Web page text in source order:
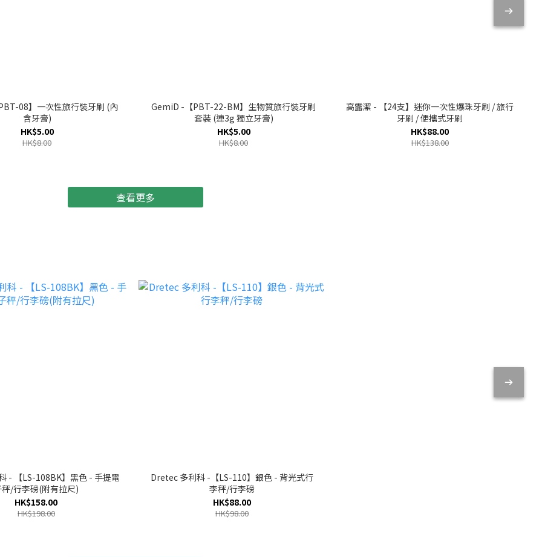
08】一次性旅行裝牙刷 (內
含牙膏)
HK$5.00
HK$8.00
GemiD -【PBT-22-BM】生物質旅行裝牙刷
套裝 (連3g 獨立牙膏)
HK$5.00
HK$8.00
高露潔 - 【24支】迷你一次性爆珠牙刷 / 旅行
牙刷 / 便攜式牙刷
HK$88.00
HK$138.00
查看更多
- 【LS-108BK】黑色 - 手提電
/行李磅(附有拉尺)
HK$158.00
HK$198.00
Dretec 多利科 -【LS-110】銀色 - 背光式行
李秤/行李磅
HK$88.00
HK$98.00